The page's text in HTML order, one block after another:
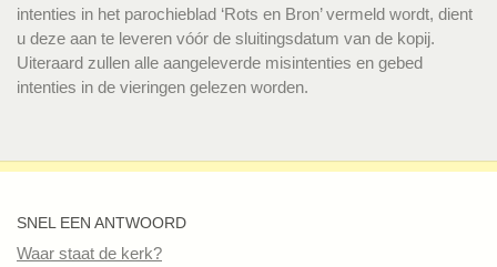
intenties in het parochieblad ‘Rots en Bron’ vermeld wordt, dient
u deze aan te leveren vóór de sluitingsdatum van de kopij.
Uiteraard zullen alle aangeleverde misintenties en gebed
intenties in de vieringen gelezen worden.
SNEL EEN ANTWOORD
Waar staat de kerk?